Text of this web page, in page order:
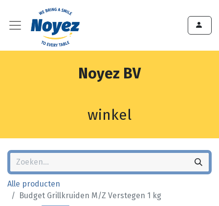
Noyez BV
winkel
Alle producten
Budget Grillkruiden M/Z Verstegen 1 kg